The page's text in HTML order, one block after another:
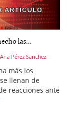
las...
Ana Pérez Sanchez
más los
llenan de
reacciones ante